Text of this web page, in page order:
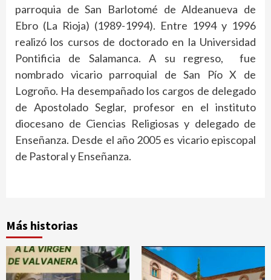
parroquia de San Barlotomé de Aldeanueva de
Ebro (La Rioja) (1989-1994). Entre 1994 y 1996
realizó los cursos de doctorado en la Universidad
Pontificia de Salamanca. A su regreso, fue
nombrado vicario parroquial de San Pío X de
Logroño. Ha desempañado los cargos de delegado
de Apostolado Seglar, profesor en el instituto
diocesano de Ciencias Religiosas y delegado de
Enseñanza. Desde el año 2005 es vicario episcopal
de Pastoral y Enseñanza.
Más historias